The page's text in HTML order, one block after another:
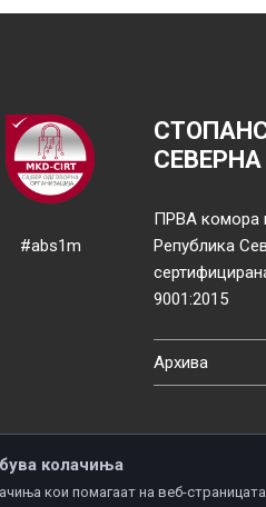
#abs1m
ПРВА комора
Република
9001:2015
Архива
колачиња
кои помагаат на веб-